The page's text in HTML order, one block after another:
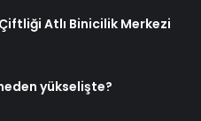
Atlı Binicilik Merkezi
yükselişte?